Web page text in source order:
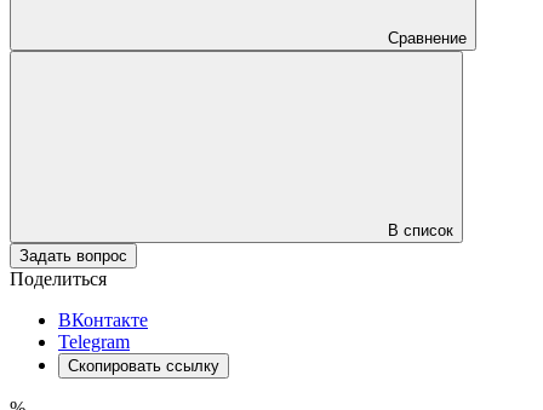
Сравнение
В список
Задать вопрос
Поделиться
ВКонтакте
Telegram
Скопировать ссылку